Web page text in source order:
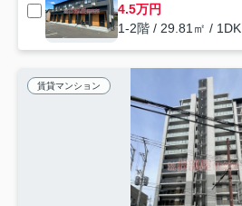
4.5万円
1-2階 / 29.81㎡ / 1DK
賃貸マンション